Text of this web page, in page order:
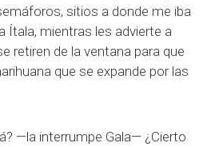
sitios a donde me iba
mientras les advierte a
retiren de la ventana para que
que se expande por las
—la interrumpe Gala— ¿Cierto